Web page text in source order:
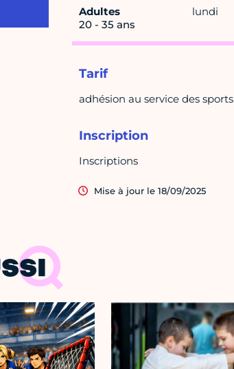
Adultes
20 - 35 ans
lundi
Tarif
adhésion au service des sports
Inscription
Inscriptions
Mise à jour le 18/09/2025